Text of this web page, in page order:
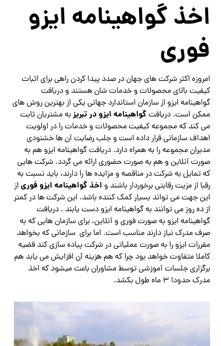
اخذ گواهینامه ایزو
فوری
امروزه اکثر شرکت های جهان در صدد پیدا کردن راهی برای اثبات
کیفیت بالای محصولات و خدمات شان هستند و دریافت
گواهینامه ایزو از سازمان استاندارد جهانی یکی از بهترین روش های
ممکن است. دریافتگواهینامه ایزو در تبریز به مشتریان ثابت
می کند که مجموعه کیفیت محصولات و خدمات را در اولویت
اهداف سازمانی قرار داده است و جلب رضایت آن ها خشنودی
مدیران مجموعه را به همراه دارد. دریافت گواهینامه ایزو هم به
صورت آنلاین و هم به صورت حضوری ارائه می گردد. شرکت هایی
که تمایل به شرکت در مناقصه و مزایده ها را دارند، باید نسبت به
رقبا از مزیت رقابتی برخوردار باشند و اخذ گواهینامه ایزو فوری از
این جهت می تواند بسیار کمک کننده باشد. این شرکت ها در کمتر
از ده روز می توانند به گواهینامه ایزو دست یابند . دریافت
گواهینامه ایزو به صورت فوری و آنلاین، برای سازمان هایی که به
صرف مدرک نیاز دارند مناسب است. اما برای سازمانی که بخواهد
مقررات ایزو را به صورت عملیاتی در شرکت پیاده سازی کند قضیه
کاملا متفاوت خواهد بود چرا که هم هزینه آن افزایش می یابد هم
برگزاری جلسات آموزشی توسط مشاوران باعث میشود که اخذ
مدرک حدودا 3 ماه طول بکشد.